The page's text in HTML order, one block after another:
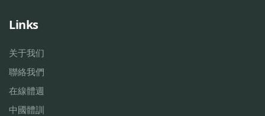
Links
关于我们
聯絡我們
在線體週
中國體訓